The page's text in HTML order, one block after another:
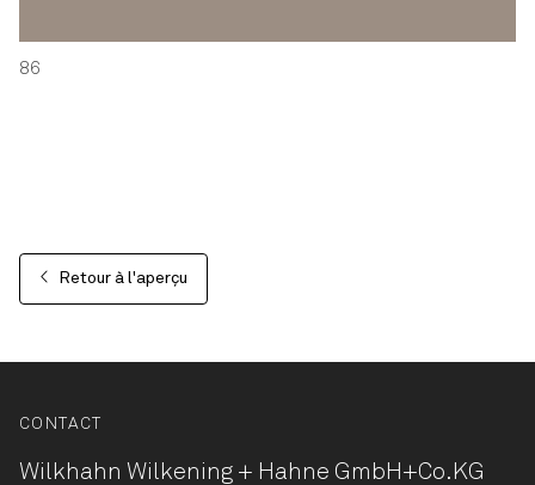
86
Retour à l'aperçu
CONTACT
Wilkhahn Wilkening + Hahne GmbH+Co.KG